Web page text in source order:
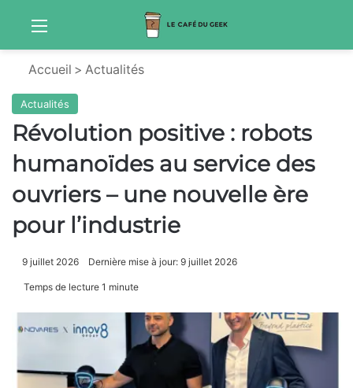
Menu
Accueil > Actualités
Actualités
Révolution positive : robots
humanoïdes au service des
ouvriers – une nouvelle ère
pour l’industrie
9 juillet 2026 Dernière mise à jour: 9 juillet 2026
Temps de lecture 1 minute